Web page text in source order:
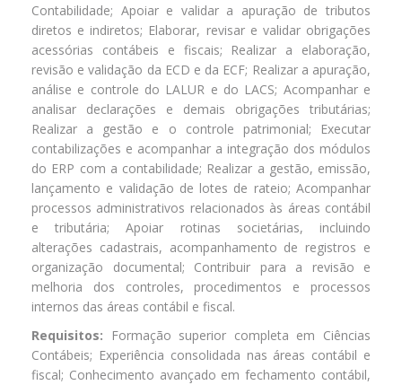
Contabilidade; Apoiar e validar a apuração de tributos
diretos e indiretos; Elaborar, revisar e validar obrigações
acessórias contábeis e fiscais; Realizar a elaboração,
revisão e validação da ECD e da ECF; Realizar a apuração,
análise e controle do LALUR e do LACS; Acompanhar e
analisar declarações e demais obrigações tributárias;
Realizar a gestão e o controle patrimonial; Executar
contabilizações e acompanhar a integração dos módulos
do ERP com a contabilidade; Realizar a gestão, emissão,
lançamento e validação de lotes de rateio; Acompanhar
processos administrativos relacionados às áreas contábil
e tributária; Apoiar rotinas societárias, incluindo
alterações cadastrais, acompanhamento de registros e
organização documental; Contribuir para a revisão e
melhoria dos controles, procedimentos e processos
internos das áreas contábil e fiscal.
Requisitos:
Formação superior completa em Ciências
Contábeis; Experiência consolidada nas áreas contábil e
fiscal; Conhecimento avançado em fechamento contábil,